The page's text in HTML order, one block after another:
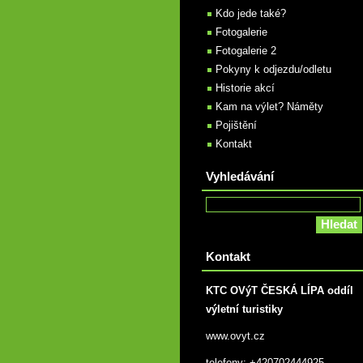
Kdo jede také?
Fotogalerie
Fotogalerie 2
Pokyny k odjezdu/odletu
Historie akcí
Kam na výlet? Náměty
Pojištění
Kontakt
Vyhledávání
Kontakt
KTC OVýT ČESKÁ LÍPA oddíl
výletní turistiky
www.ovyt.cz